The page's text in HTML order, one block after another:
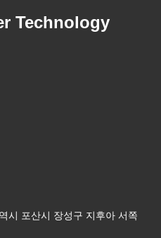
Technology
시 포산시 장성구 지후아 서쪽